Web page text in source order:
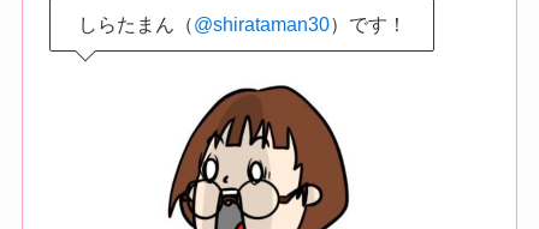
しらたまん（@shirataman30）です！